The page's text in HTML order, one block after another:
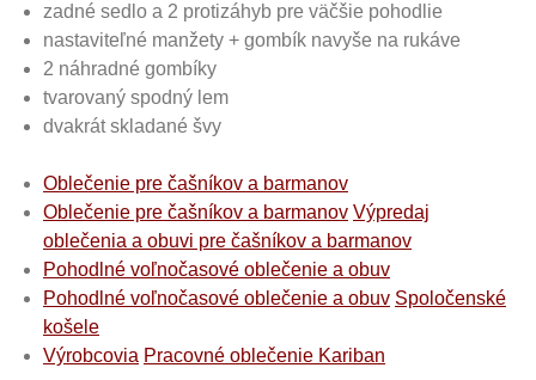
zadné sedlo a 2 protizáhyb pre väčšie pohodlie
nastaviteľné manžety + gombík navyše na rukáve
2 náhradné gombíky
tvarovaný spodný lem
dvakrát skladané švy
Oblečenie pre čašníkov a barmanov
Oblečenie pre čašníkov a barmanov Výpredaj
oblečenia a obuvi pre čašníkov a barmanov
Pohodlné voľnočasové oblečenie a obuv
Pohodlné voľnočasové oblečenie a obuv Spoločenské
košele
Výrobcovia Pracovné oblečenie Kariban